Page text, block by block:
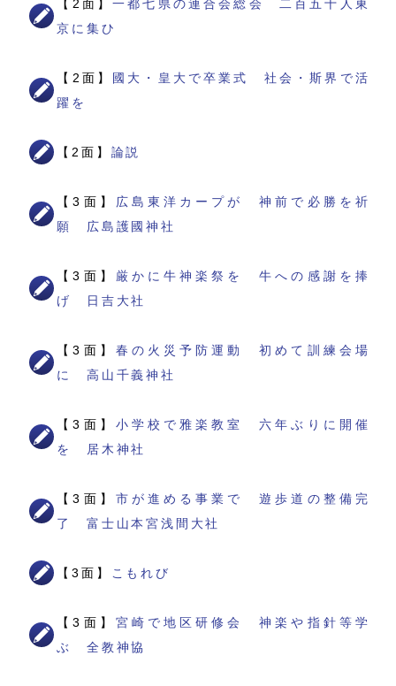
【2面】一都七県の連合会総会 二百五十人東
京に集ひ
【2面】
國大・皇大で卒業式 社会・斯界で活
躍を
【2面】 論説
【3面】 広島東洋カープが 神前で必勝を祈
願 広島護國神社
【3面】 厳かに牛神楽祭を 牛への感謝を捧
げ 日吉大社
【3面】 春の火災予防運動 初めて訓練会場
に 高山千義神社
【3面】 小学校で雅楽教室 六年ぶりに開催
を 居木神社
【3面】 市が進める事業で 遊歩道の整備完
了 富士山本宮浅間大社
【3面】 こもれび
【3面】 宮崎で地区研修会 神楽や指針等学
ぶ 全教神協